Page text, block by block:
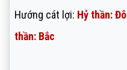
Hướng cát lợi: Hỷ thần:
thần: Bắc